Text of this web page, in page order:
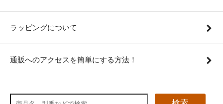
ラッピングについて
通販へのアクセスを簡単にする方法！